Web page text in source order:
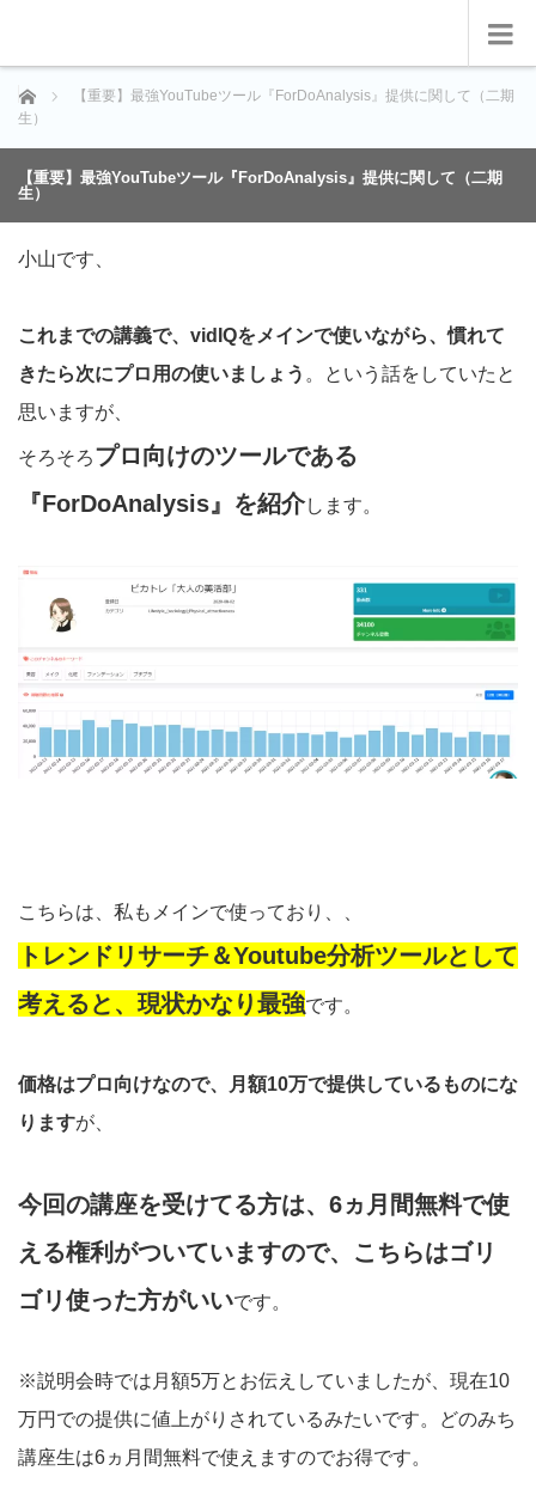
ホーム
【重要】最強YouTubeツール『ForDoAnalysis』提供に関して（二期
生）
【重要】最強YouTubeツール『ForDoAnalysis』提供に関して（二期
生）
小山です、
これまでの講義で、vidIQをメインで使いながら、慣れて
きたら次にプロ用の使いましょう 。という話をしていたと
思いますが、
そろそろプロ向けのツールである
『ForDoAnalysis』を紹介します。
こちらは、私もメインで使っており、、
トレンドリサーチ＆Youtube分析ツールとして
考えると、現状かなり最強です。
価格はプロ向けなので、月額10万で提供しているものにな
りますが、
今回の講座を受けてる方は、6ヵ月間無料で使
える権利がついていますので、こちらはゴリ
ゴリ使った方がいいです。
※説明会時では月額5万とお伝えしていましたが、現在10
万円での提供に値上がりされているみたいです。どのみち
講座生は6ヵ月間無料で使えますのでお得です。